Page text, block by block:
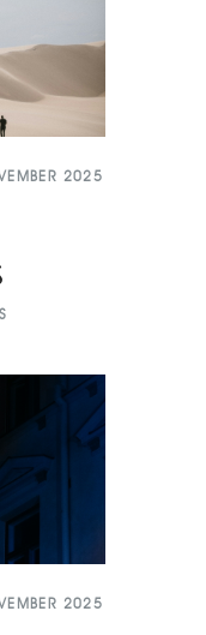
2025
2025